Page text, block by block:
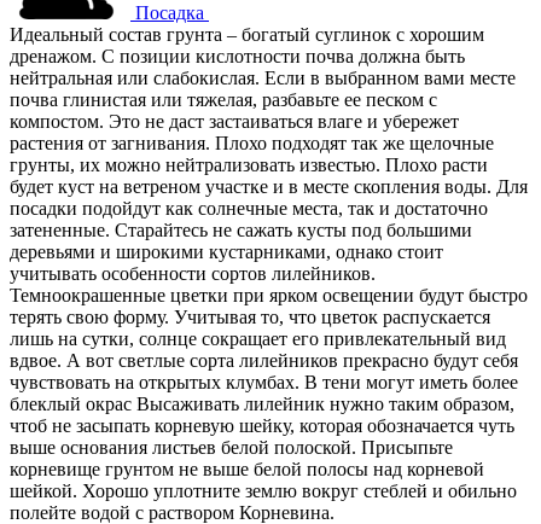
Посадка
Идеальный состав грунта – богатый суглинок с хорошим
дренажом. С позиции кислотности почва должна быть
нейтральная или слабокислая. Если в выбранном вами месте
почва глинистая или тяжелая, разбавьте ее песком с
компостом. Это не даст застаиваться влаге и убережет
растения от загнивания. Плохо подходят так же щелочные
грунты, их можно нейтрализовать известью. Плохо расти
будет куст на ветреном участке и в месте скопления воды. Для
посадки подойдут как солнечные места, так и достаточно
затененные. Старайтесь не сажать кусты под большими
деревьями и широкими кустарниками, однако стоит
учитывать особенности сортов лилейников.
Темноокрашенные цветки при ярком освещении будут быстро
терять свою форму. Учитывая то, что цветок распускается
лишь на сутки, солнце сокращает его привлекательный вид
вдвое. А вот светлые сорта лилейников прекрасно будут себя
чувствовать на открытых клумбах. В тени могут иметь более
блеклый окрас Высаживать лилейник нужно таким образом,
чтоб не засыпать корневую шейку, которая обозначается чуть
выше основания листьев белой полоской. Присыпьте
корневище грунтом не выше белой полосы над корневой
шейкой. Хорошо уплотните землю вокруг стеблей и обильно
полейте водой с раствором Корневина.